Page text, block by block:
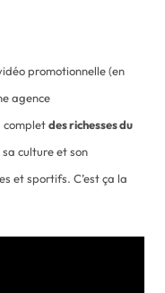
promotionnelle (en
agence
completdes richesses du
culture et son
et sportifs. C’est ça la